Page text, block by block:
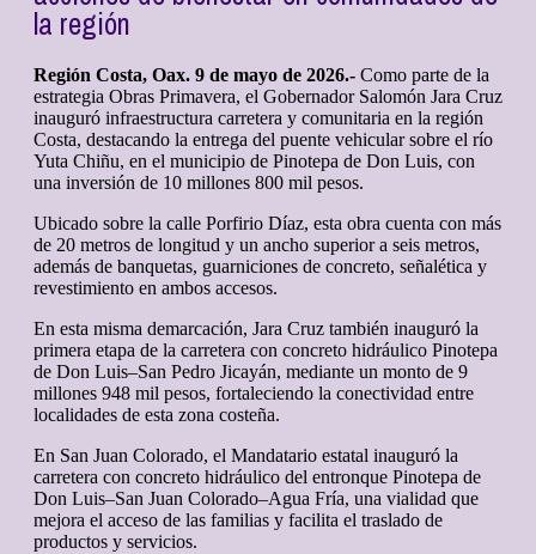
la región
Región Costa, Oax. 9 de mayo de 2026.- Como parte de la
estrategia Obras Primavera, el Gobernador Salomón Jara Cruz
inauguró infraestructura carretera y comunitaria en la región
Costa, destacando la entrega del puente vehicular sobre el río
Yuta Chiñu, en el municipio de Pinotepa de Don Luis, con
una inversión de 10 millones 800 mil pesos.
Ubicado sobre la calle Porfirio Díaz, esta obra cuenta con más
de 20 metros de longitud y un ancho superior a seis metros,
además de banquetas, guarniciones de concreto, señalética y
revestimiento en ambos accesos.
En esta misma demarcación, Jara Cruz también inauguró la
primera etapa de la carretera con concreto hidráulico Pinotepa
de Don Luis–San Pedro Jicayán, mediante un monto de 9
millones 948 mil pesos, fortaleciendo la conectividad entre
localidades de esta zona costeña.
En San Juan Colorado, el Mandatario estatal inauguró la
carretera con concreto hidráulico del entronque Pinotepa de
Don Luis–San Juan Colorado–Agua Fría, una vialidad que
mejora el acceso de las familias y facilita el traslado de
productos y servicios.